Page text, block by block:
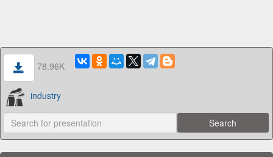
78.96K
industry